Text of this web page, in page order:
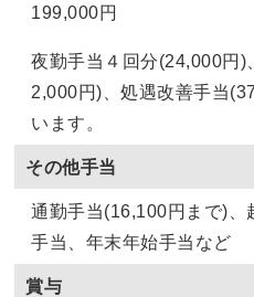
199,000円
夜勤手当４回分(24,000円)
2,000円)、処遇改善手当
います。
その他手当
通勤手当(16,100円まで)、
手当、年末年始手当など
賞与